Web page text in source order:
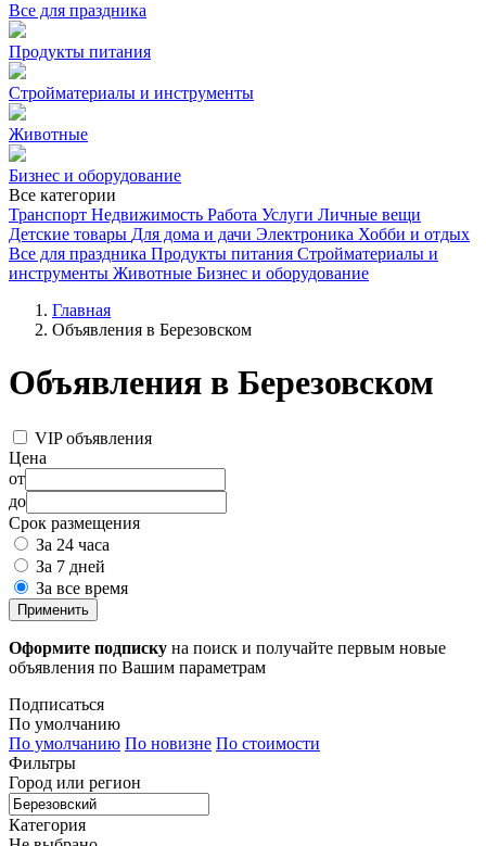
Все для праздника
Продукты питания
Стройматериалы и инструменты
Животные
Бизнес и оборудование
Все категории
Транспорт Недвижимость Работа Услуги Личные вещи
Детские товары Для дома и дачи Электроника Хобби и отдых
Все для праздника Продукты питания Стройматериалы и
инструменты Животные Бизнес и оборудование
Главная
Объявления в Березовском
Объявления в Березовском
VIP объявления
Цена
от
до
Срок размещения
За 24 часа
За 7 дней
За все время
Применить
Оформите подписку на поиск и получайте первым новые
объявления по Вашим параметрам
Подписаться
По умолчанию
По умолчанию По новизне По стоимости
Фильтры
Город или регион
Категория